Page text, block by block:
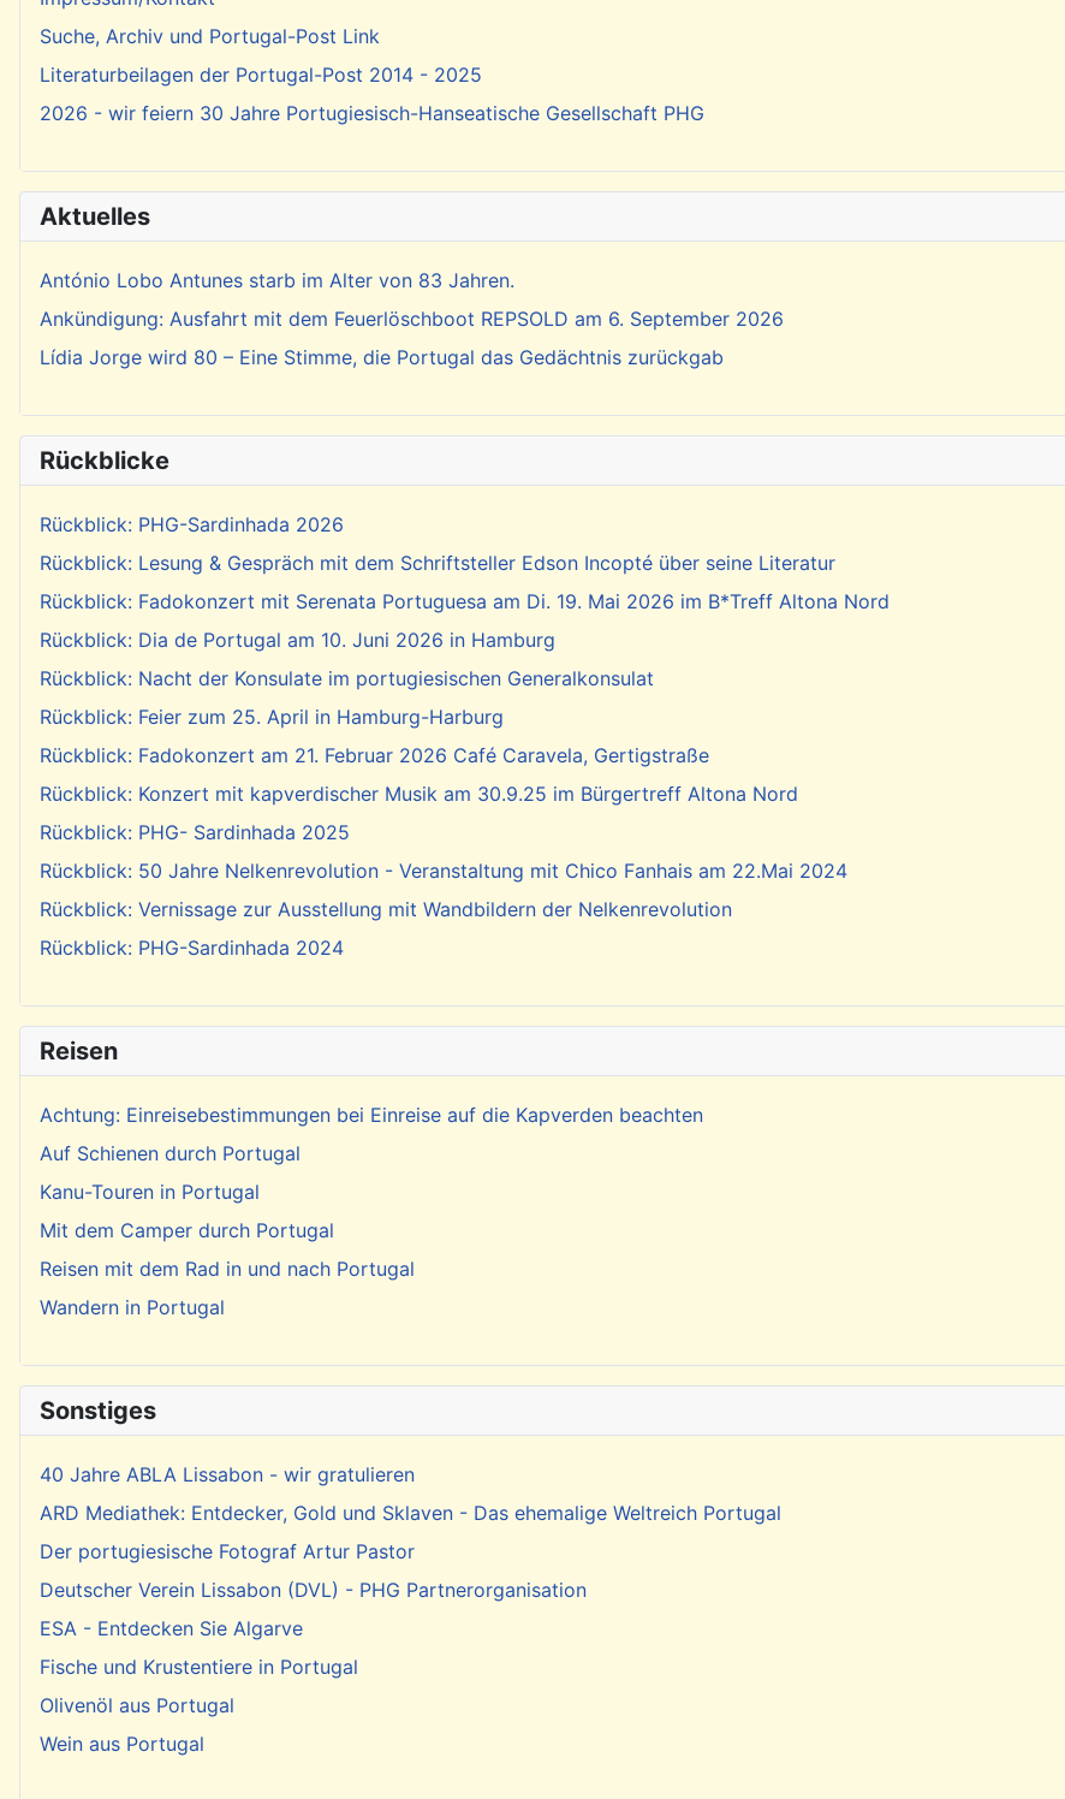
Suche, Archiv und Portugal-Post Link
Literaturbeilagen der Portugal-Post 2014 - 2025
2026 - wir feiern 30 Jahre Portugiesisch-Hanseatische Gesellschaft PHG
Aktuelles
António Lobo Antunes starb im Alter von 83 Jahren.
Ankündigung: Ausfahrt mit dem Feuerlöschboot REPSOLD am 6. September 2026
Lídia Jorge wird 80 – Eine Stimme, die Portugal das Gedächtnis zurückgab
Rückblicke
Rückblick: PHG-Sardinhada 2026
Rückblick: Lesung & Gespräch mit dem Schriftsteller Edson Incopté über seine Literatur
Rückblick: Fadokonzert mit Serenata Portuguesa am Di. 19. Mai 2026 im B*Treff Altona Nord
Rückblick: Dia de Portugal am 10. Juni 2026 in Hamburg
Rückblick: Nacht der Konsulate im portugiesischen Generalkonsulat
Rückblick: Feier zum 25. April in Hamburg-Harburg
Rückblick: Fadokonzert am 21. Februar 2026 Café Caravela, Gertigstraße
Rückblick: Konzert mit kapverdischer Musik am 30.9.25 im Bürgertreff Altona Nord
Rückblick: PHG- Sardinhada 2025
Rückblick: 50 Jahre Nelkenrevolution - Veranstaltung mit Chico Fanhais am 22.Mai 2024
Rückblick: Vernissage zur Ausstellung mit Wandbildern der Nelkenrevolution
Rückblick: PHG-Sardinhada 2024
Reisen
Achtung: Einreisebestimmungen bei Einreise auf die Kapverden beachten
Auf Schienen durch Portugal
Kanu-Touren in Portugal
Mit dem Camper durch Portugal
Reisen mit dem Rad in und nach Portugal
Wandern in Portugal
Sonstiges
40 Jahre ABLA Lissabon - wir gratulieren
ARD Mediathek: Entdecker, Gold und Sklaven - Das ehemalige Weltreich Portugal
Der portugiesische Fotograf Artur Pastor
Deutscher Verein Lissabon (DVL) - PHG Partnerorganisation
ESA - Entdecken Sie Algarve
Fische und Krustentiere in Portugal
Olivenöl aus Portugal
Wein aus Portugal